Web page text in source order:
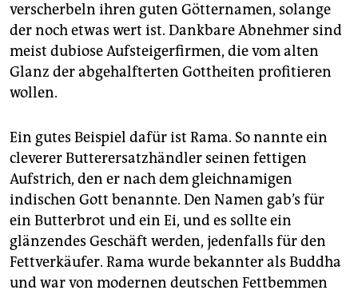
unterstützen
abo
genossenschaft
verscherbeln ihren guten Götternamen, solange
der noch etwas wert ist. Dankbare Abnehmer sind
meist dubiose Aufsteigerfirmen, die vom alten
Glanz der abgehalfterten Gottheiten profitieren
wollen.
Ein gutes Beispiel dafür ist Rama. So nannte ein
cleverer Butterersatzhändler seinen fettigen
Aufstrich, den er nach dem gleichnamigen
indischen Gott benannte. Den Namen gab’s für
ein Butterbrot und ein Ei, und es sollte ein
glänzendes Geschäft werden, jedenfalls für den
Fettverkäufer. Rama wurde bekannter als Buddha
und war von modernen deutschen Fettbemmen